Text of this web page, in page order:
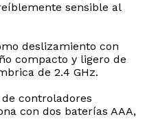
sensible al
deslizamiento con
compacto y ligero de
de 2.4 GHz.
controladores
con dos baterías AAA,